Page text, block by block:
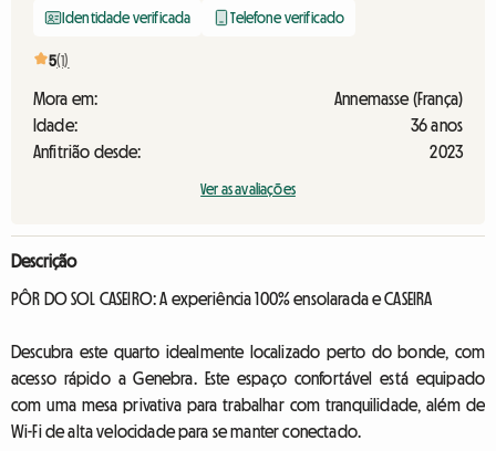
Identidade verificada Telefone verificado
5(1)
Mora em:
Annemasse (França)
Idade:
36 anos
Anfitrião desde:
2023
Ver as avaliações
Descrição
PÔR DO SOL CASEIRO: A experiência 100% ensolarada e CASEIRA
Descubra este quarto idealmente localizado perto do bonde, com
acesso rápido a Genebra. Este espaço confortável está equipado
com uma mesa privativa para trabalhar com tranquilidade, além de
Wi-Fi de alta velocidade para se manter conectado.